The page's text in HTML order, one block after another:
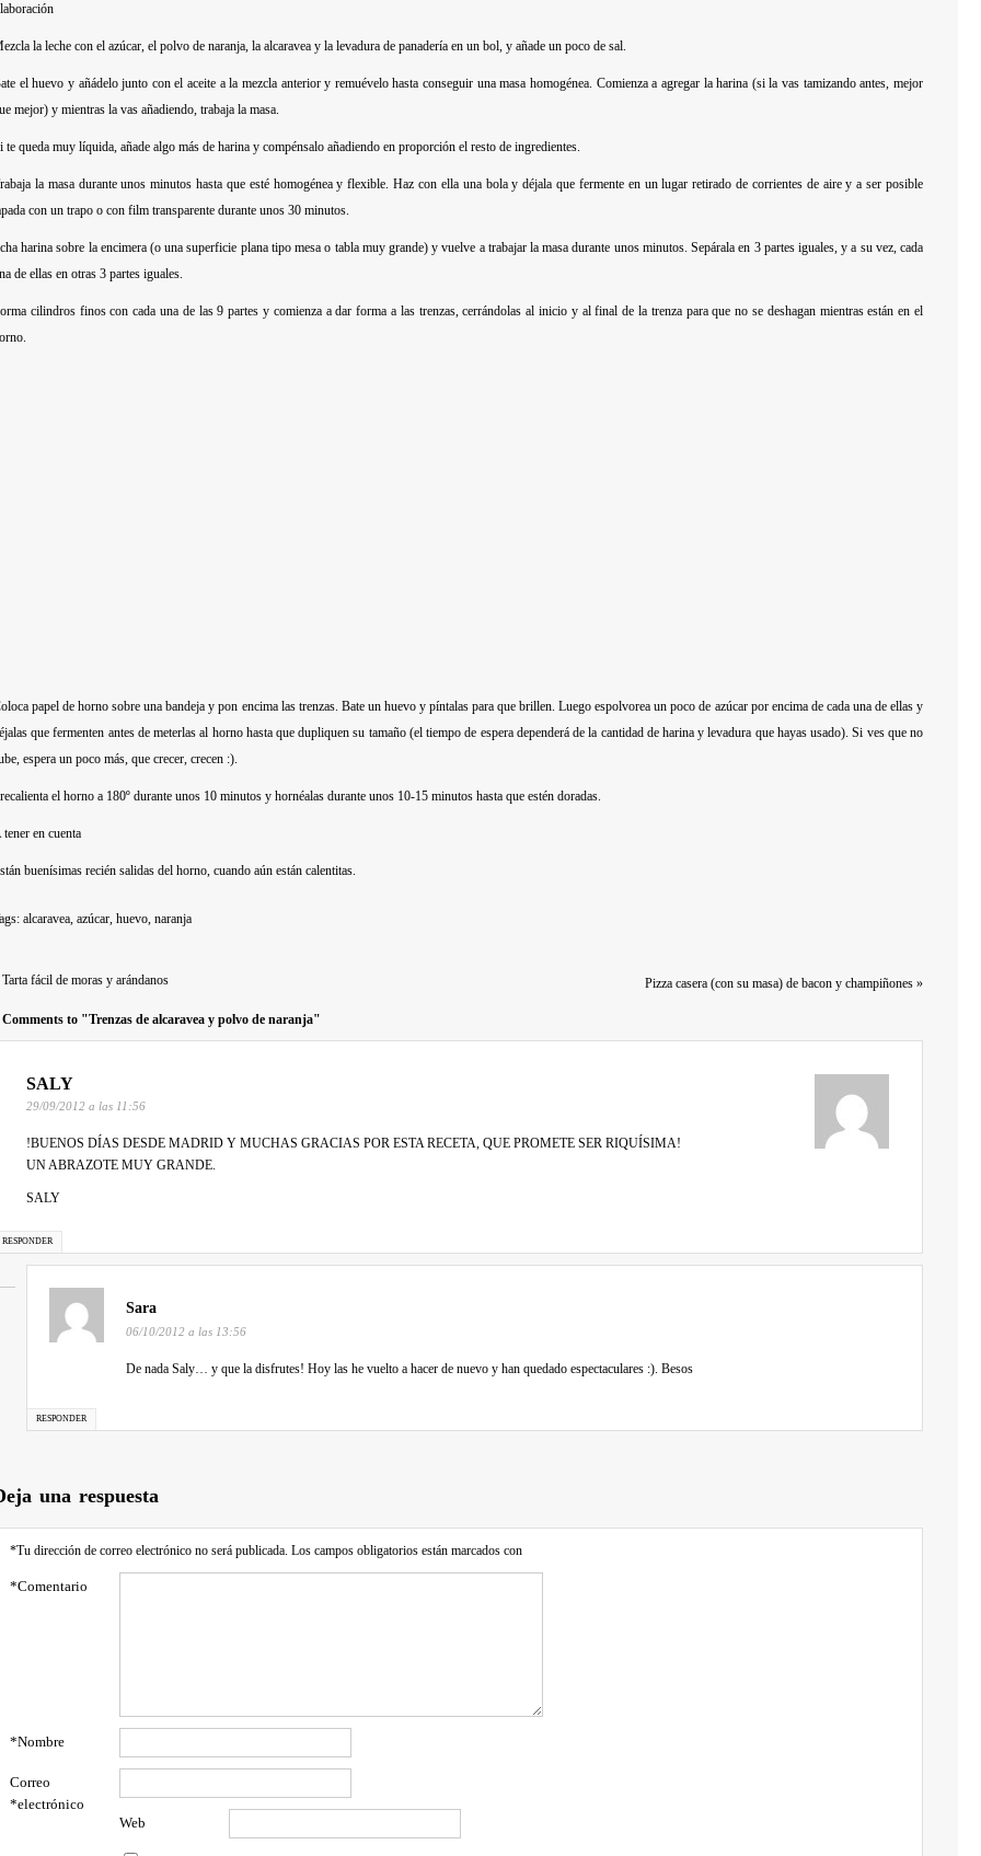
la leche con el azúcar, el polvo de naranja, la alcaravea y la levadura de panadería en un bol, y añade un poco de sal.
el huevo y añádelo junto con el aceite a la mezcla anterior y remuévelo hasta conseguir una masa homogénea. Comienza a agregar la harina (si la vas tamizando antes, mejor
mejor) y mientras la vas añadiendo, trabaja la masa.
te queda muy líquida, añade algo más de harina y compénsalo añadiendo en proporción el resto de ingredientes.
la masa durante unos minutos hasta que esté homogénea y flexible. Haz con ella una bola y déjala que fermente en un lugar retirado de corrientes de aire y a ser posible
con un trapo o con film transparente durante unos 30 minutos.
harina sobre la encimera (o una superficie plana tipo mesa o tabla muy grande) y vuelve a trabajar la masa durante unos minutos. Sepárala en 3 partes iguales, y a su vez, cada
de ellas en otras 3 partes iguales.
cilindros finos con cada una de las 9 partes y comienza a dar forma a las trenzas, cerrándolas al inicio y al final de la trenza para que no se deshagan mientras están en el
papel de horno sobre una bandeja y pon encima las trenzas. Bate un huevo y píntalas para que brillen. Luego espolvorea un poco de azúcar por encima de cada una de ellas y
que fermenten antes de meterlas al horno hasta que dupliquen su tamaño (el tiempo de espera dependerá de la cantidad de harina y levadura que hayas usado). Si ves que no
espera un poco más, que crecer, crecen :).
el horno a 180º durante unos 10 minutos y hornéalas durante unos 10-15 minutos hasta que estén doradas.
tener en cuenta
buenísimas recién salidas del horno, cuando aún están calentitas.
alcaravea, azúcar, huevo, naranja
Tarta fácil de moras y arándanos Pizza casera (con su masa) de bacon y champiñones »
Comments to "Trenzas de alcaravea y polvo de naranja"
SALY
29/09/2012 a las 11:56
!BUENOS DÍAS DESDE MADRID Y MUCHAS GRACIAS POR ESTA RECETA, QUE PROMETE SER RIQUÍSIMA!
UN ABRAZOTE MUY GRANDE.
SALY
RESPONDER
Sara
06/10/2012 a las 13:56
De nada Saly… y que la disfrutes! Hoy las he vuelto a hacer de nuevo y han quedado espectaculares :). Besos
RESPONDER
una respuesta
Tu dirección de correo electrónico no será publicada. Los campos obligatorios están marcados con
*
Comentario
*
Nombre
*
Correo
electrónico
*
Web